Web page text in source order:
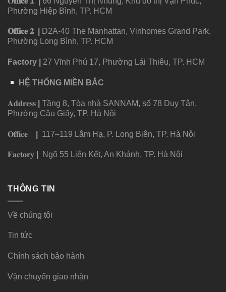
Phường Hiệp Bình, TP. HCM
𝐎𝐟𝐟𝐢𝐜𝐞 𝟐
D2A-40 The Manhattan, Vinhomes Grand Park,
Phường Long Bình, TP. HCM
Factory 27 Vĩnh Phú 17, Phường Lái Thiêu, TP. HCM
HỆ THỐNG MIỀN BẮC
𝐀𝐝𝐝𝐫𝐞𝐬𝐬
Tầng 8, Tòa nhà SANNAM, số 78 Duy Tân,
Phường Cầu Giấy, TP. Hà Nội
𝐎𝐟𝐟𝐢𝐜𝐞 117–119 Lâm Hạ, P. Long Biên, TP. Hà Nội
𝐅𝐚𝐜𝐭𝐨𝐫𝐲 Ngõ 55 Liên Kết, An Khánh, TP. Hà Nội
THÔNG TIN
Về chúng tôi
Tin tức
Chính sách bảo hành
Vận chuyển giao nhận